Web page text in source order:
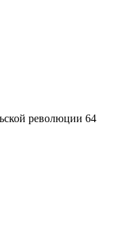
революции 64